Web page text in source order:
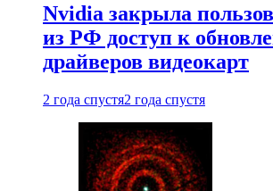
Nvidia закрыла
из РФ доступ к
драйверов видеокарт
2 года спустя2 года спустя